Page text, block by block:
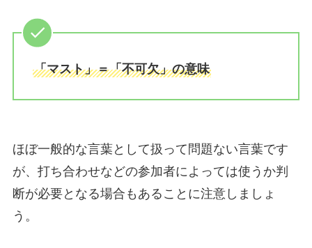
「マスト」＝「不可欠」の意味
ほぼ一般的な言葉として扱って問題ない言葉です
が、打ち合わせなどの参加者によっては使うか判
断が必要となる場合もあることに注意しましょ
う。